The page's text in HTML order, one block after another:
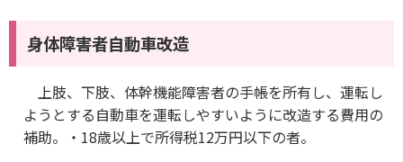
身体障害者自動車改造
上肢、下肢、体幹機能障害者の手帳を所有し、運転し
ようとする自動車を運転しやすいように改造する費用の
補助。・18歳以上で所得税12万円以下の者。